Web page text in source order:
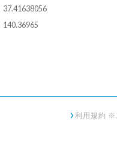
37.41638056
140.36965
利用規約 ※